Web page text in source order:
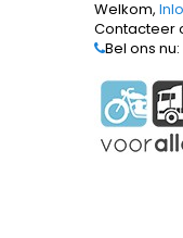
Welkom,
Contacteer
Bel ons nu: